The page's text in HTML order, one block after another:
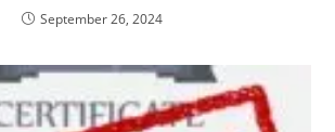
September 26, 2024